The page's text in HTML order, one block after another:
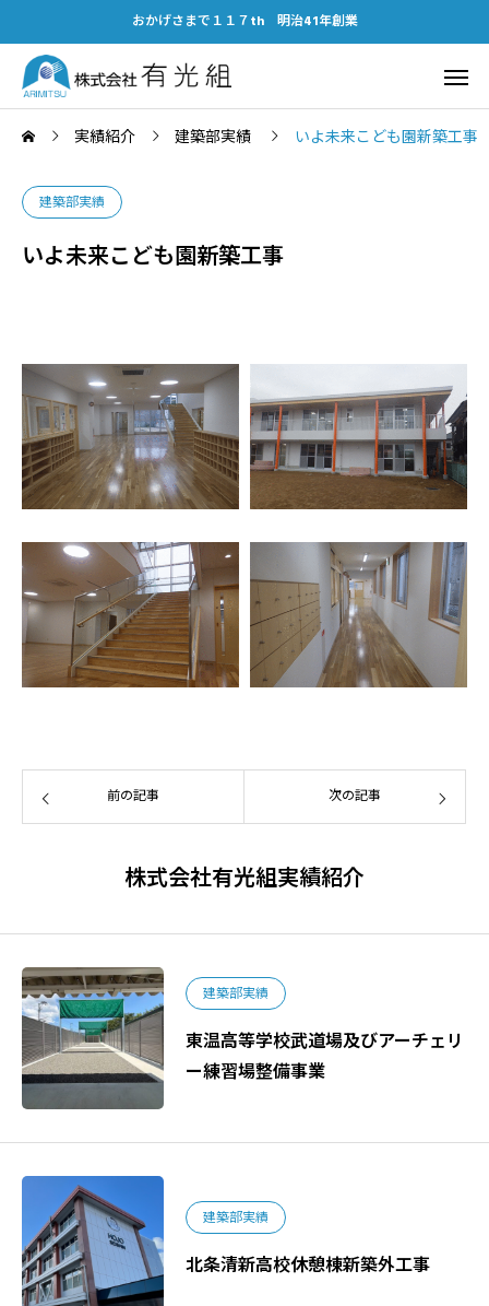
おかげさまで１１７th 明治41年創業
実績紹介 建築部実績 いよ未来こども園新築工事
建築部実績
いよ未来こども園新築工事
前の記事 次の記事
株式会社有光組実績紹介
建築部実績
東温高等学校武道場及びアーチェリ
ー練習場整備事業
建築部実績
北条清新高校休憩棟新築外工事